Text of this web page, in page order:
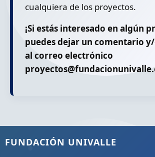
cualquiera de los proyectos.
¡Si estás interesado en algún
puedes dejar un comentario
al correo electrónico
FUNDACIÓN UNIVALLE